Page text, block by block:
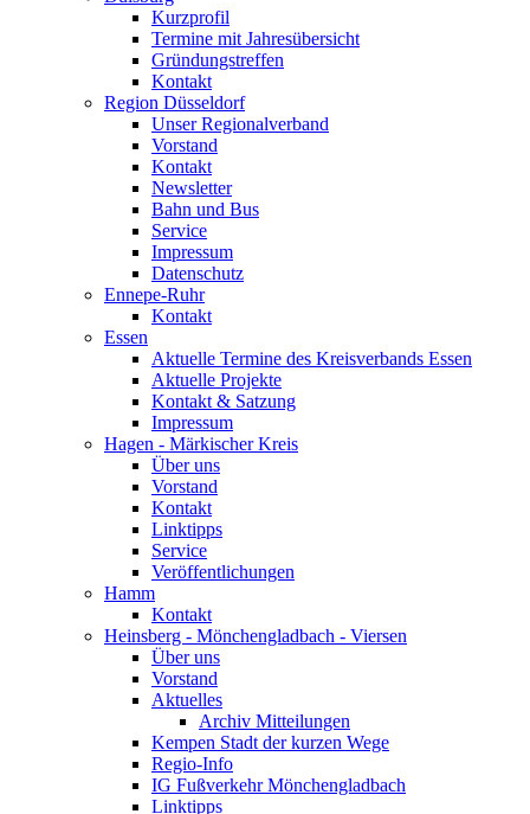
Kurzprofil
Termine mit Jahresübersicht
Gründungstreffen
Kontakt
Region Düsseldorf
Unser Regionalverband
Vorstand
Kontakt
Newsletter
Bahn und Bus
Service
Impressum
Datenschutz
Ennepe-Ruhr
Kontakt
Essen
Aktuelle Termine des Kreisverbands Essen
Aktuelle Projekte
Kontakt & Satzung
Impressum
Hagen - Märkischer Kreis
Über uns
Vorstand
Kontakt
Linktipps
Service
Veröffentlichungen
Hamm
Kontakt
Heinsberg - Mönchengladbach - Viersen
Über uns
Vorstand
Aktuelles
Archiv Mitteilungen
Kempen Stadt der kurzen Wege
Regio-Info
IG Fußverkehr Mönchengladbach
Linktipps